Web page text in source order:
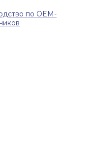
по OEM-